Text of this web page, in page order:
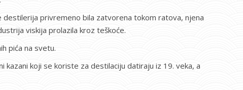
destilerija privremeno bila zatvorena tokom ratova, njena
viskija prolazila kroz teškoće.
pića na svetu.
kazani koji se koriste za destilaciju datiraju iz 19. veka, a